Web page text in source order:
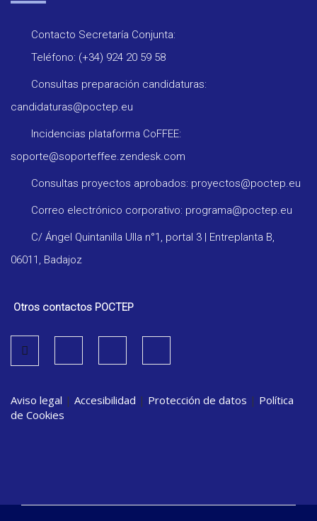
Contacto Secretaría Conjunta:
Teléfono: (+34) 924 20 59 58
Consultas preparación candidaturas:
candidaturas@poctep.eu
Incidencias plataforma CoFFEE:
soporte@soporteffee.zendesk.com
Consultas proyectos aprobados: proyectos@poctep.eu
Correo electrónico corporativo: programa@poctep.eu
C/ Ángel Quintanilla Ulla n°1, portal 3 | Entreplanta B,
06011, Badajoz
Otros contactos POCTEP
Aviso legal | Accesibilidad | Protección de datos | Política
de Cookies